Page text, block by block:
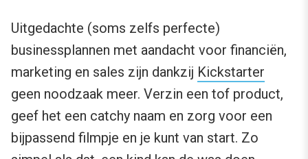
Uitgedachte (soms zelfs perfecte)
businessplannen met aandacht voor financiën,
marketing en sales zijn dankzij Kickstarter
geen noodzaak meer. Verzin een tof product,
geef het een catchy naam en zorg voor een
bijpassend filmpje en je kunt van start. Zo